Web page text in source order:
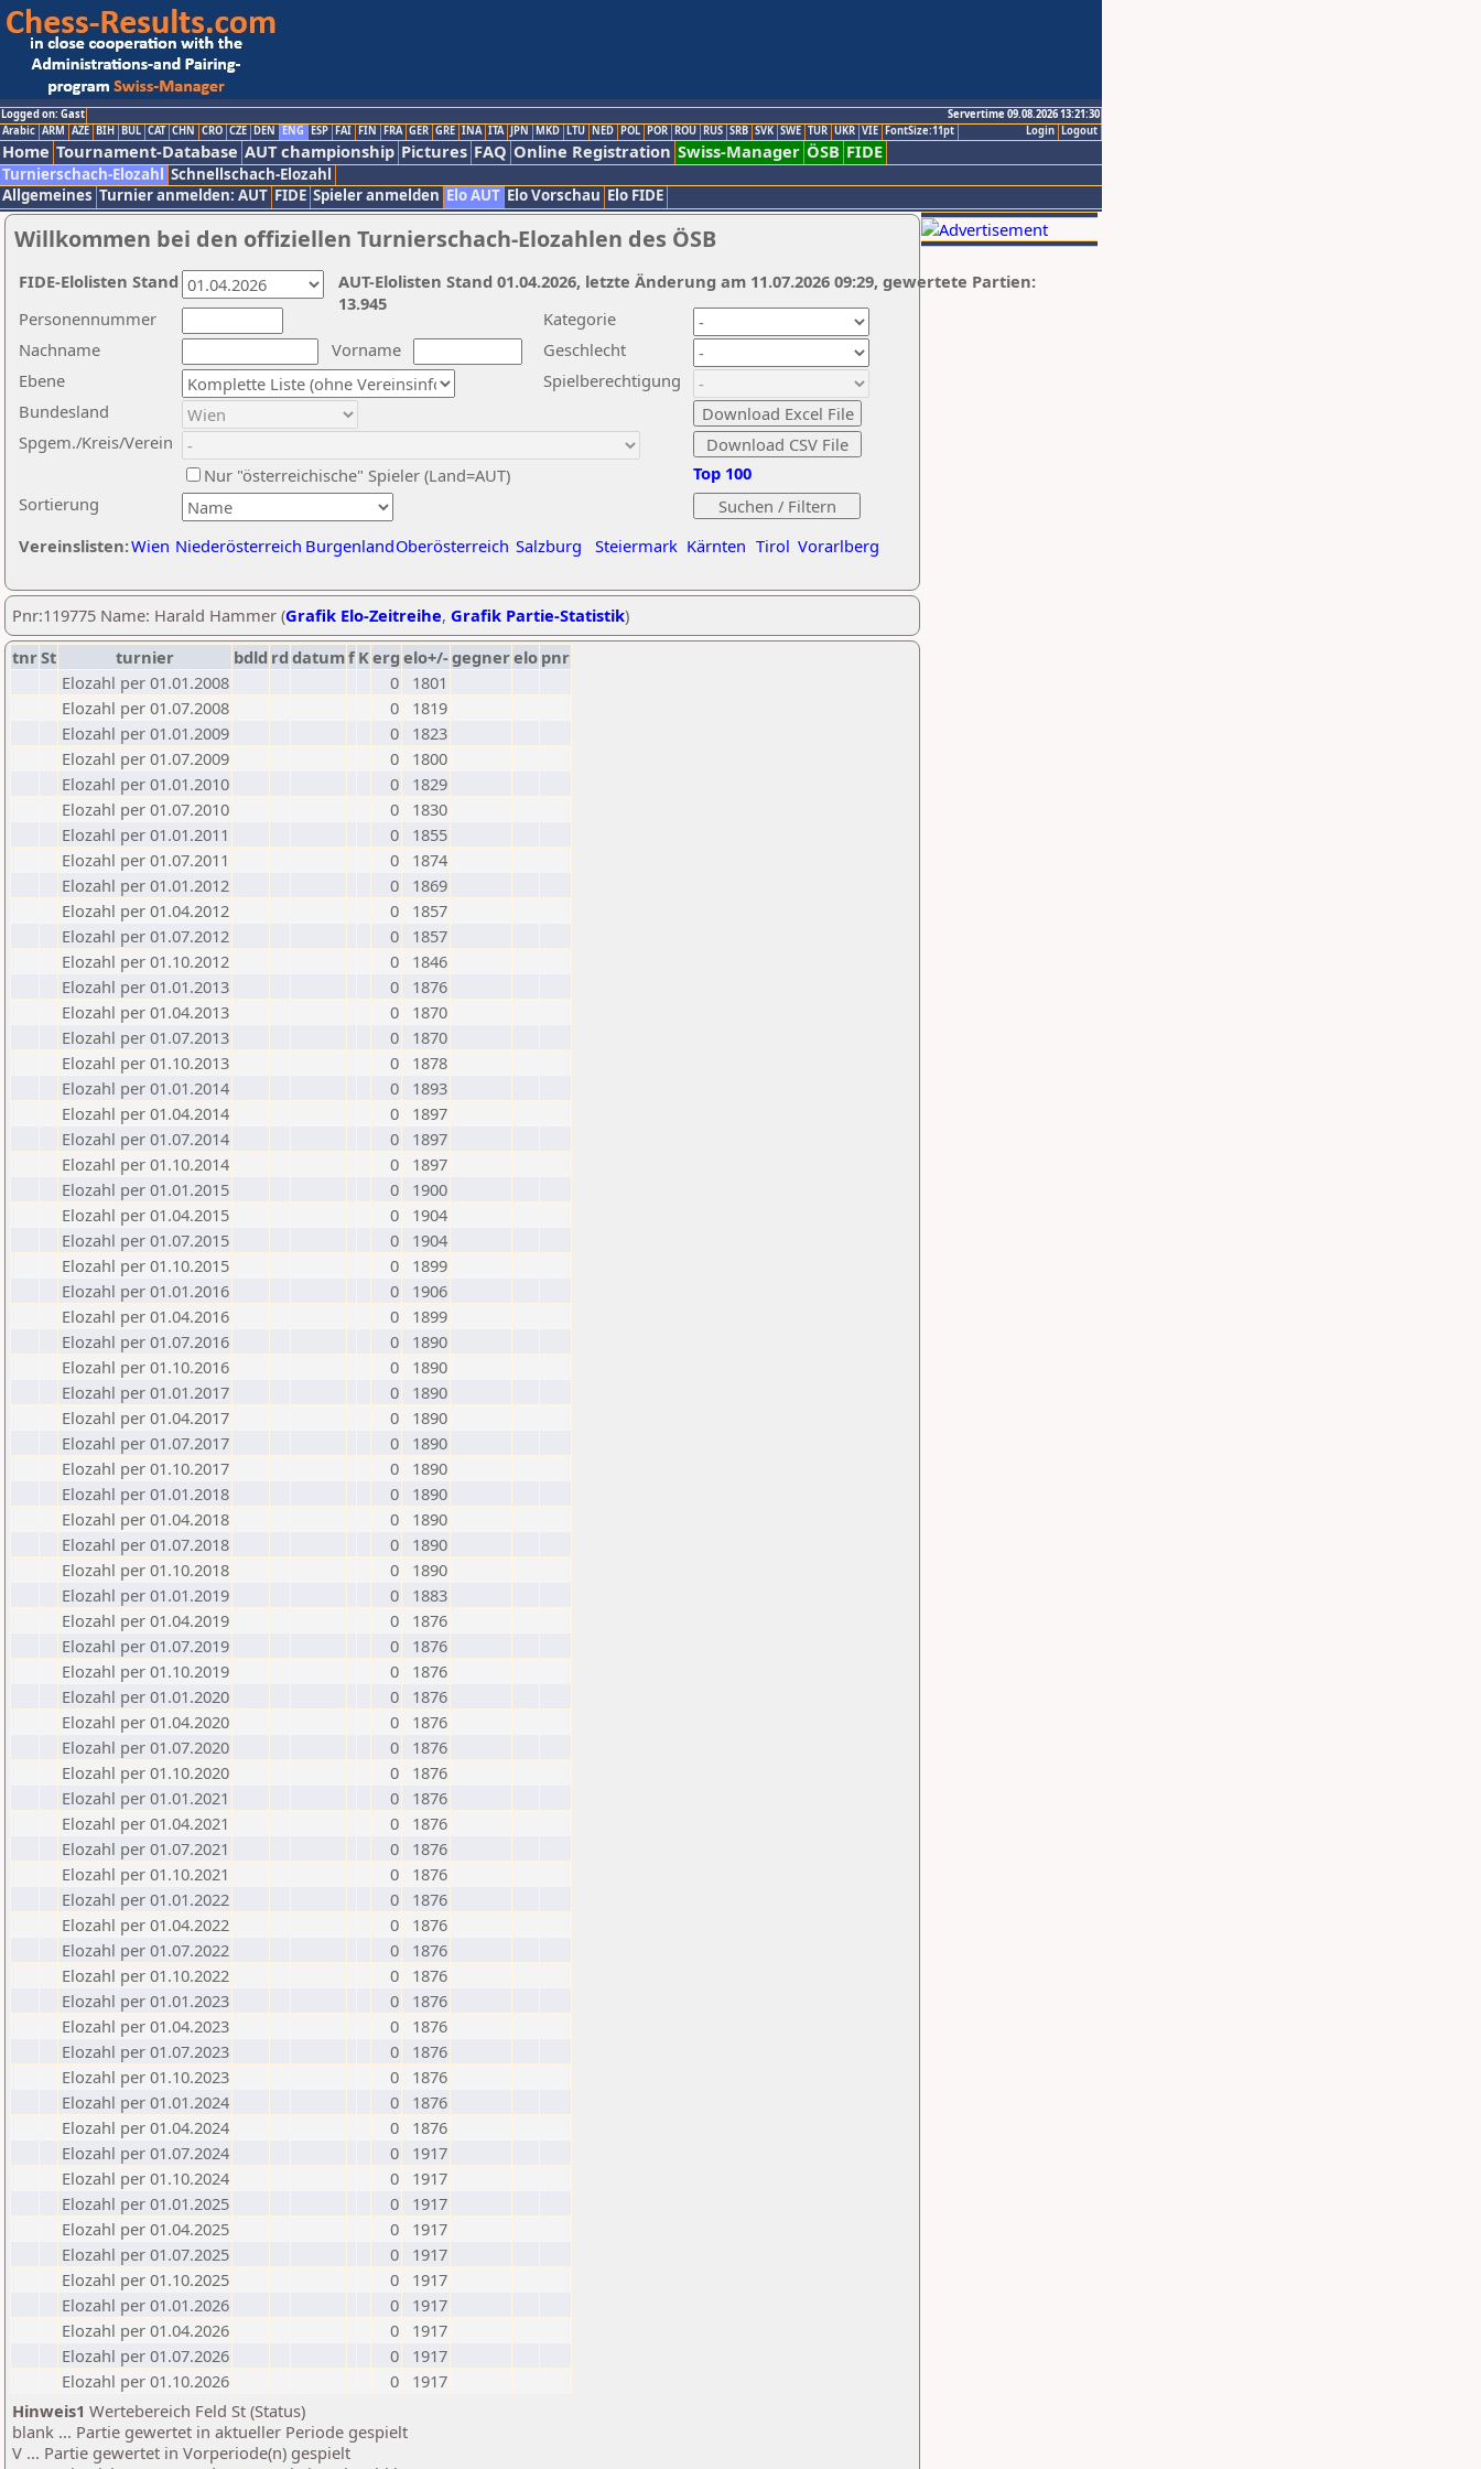
Logged on: Gast
Servertime 09.08.2026 13:21:30
Logout
Login
Arabic ARM AZE BIH BUL CAT CHN CRO CZE DEN ENG ESP FAI FIN FRA GER GRE INA ITA JPN MKD LTU NED POL POR ROU RUS SRB SVK SWE TUR UKR VIE FontSize:11pt
Home Tournament-Database AUT championship Pictures FAQ Online Registration Swiss-Manager ÖSB FIDE
Turnierschach-Elozahl Schnellschach-Elozahl
Allgemeines Turnier anmelden: AUT FIDE Spieler anmelden Elo AUT Elo Vorschau Elo FIDE
Willkommen bei den offiziellen Turnierschach-Elozahlen des ÖSB
Nachname
Vorname
Ebene
Kategorie
Sortierung
Personennummer
Bundesland
Spgem./Kreis/Verein
Geschlecht
Nur "österreichische" Spieler (Land=AUT)
Spielberechtigung
Vereinslisten:Wien Niederösterreich BurgenlandOberösterreich Salzburg Steiermark Kärnten Tirol Vorarlberg
Top 100
AUT-Elolisten Stand 01.04.2026, letzte Änderung am 11.07.2026 09:29, gewertete Partien:
13.945
FIDE-Elolisten Stand
Pnr:119775 Name: Harald Hammer (Grafik Elo-Zeitreihe, Grafik Partie-Statistik)
tnrSt turnier bdld rd datumf Kerg elo+/-gegnerelo pnr
Elozahl per 01.01.2008
0
1801
Elozahl per 01.07.2008
0
1819
Elozahl per 01.01.2009
0
1823
Elozahl per 01.07.2009
0
1800
Elozahl per 01.01.2010
0
1829
Elozahl per 01.07.2010
0
1830
Elozahl per 01.01.2011
0
1855
Elozahl per 01.07.2011
0
1874
Elozahl per 01.01.2012
0
1869
Elozahl per 01.04.2012
0
1857
Elozahl per 01.07.2012
0
1857
Elozahl per 01.10.2012
0
1846
Elozahl per 01.01.2013
0
1876
Elozahl per 01.04.2013
0
1870
Elozahl per 01.07.2013
0
1870
Elozahl per 01.10.2013
0
1878
Elozahl per 01.01.2014
0
1893
Elozahl per 01.04.2014
0
1897
Elozahl per 01.07.2014
0
1897
Elozahl per 01.10.2014
0
1897
Elozahl per 01.01.2015
0
1900
Elozahl per 01.04.2015
0
1904
Elozahl per 01.07.2015
0
1904
Elozahl per 01.10.2015
0
1899
Elozahl per 01.01.2016
0
1906
Elozahl per 01.04.2016
0
1899
Elozahl per 01.07.2016
0
1890
Elozahl per 01.10.2016
0
1890
Elozahl per 01.01.2017
0
1890
Elozahl per 01.04.2017
0
1890
Elozahl per 01.07.2017
0
1890
Elozahl per 01.10.2017
0
1890
Elozahl per 01.01.2018
0
1890
Elozahl per 01.04.2018
0
1890
Elozahl per 01.07.2018
0
1890
Elozahl per 01.10.2018
0
1890
Elozahl per 01.01.2019
0
1883
Elozahl per 01.04.2019
0
1876
Elozahl per 01.07.2019
0
1876
Elozahl per 01.10.2019
0
1876
Elozahl per 01.01.2020
0
1876
Elozahl per 01.04.2020
0
1876
Elozahl per 01.07.2020
0
1876
Elozahl per 01.10.2020
0
1876
Elozahl per 01.01.2021
0
1876
Elozahl per 01.04.2021
0
1876
Elozahl per 01.07.2021
0
1876
Elozahl per 01.10.2021
0
1876
Elozahl per 01.01.2022
0
1876
Elozahl per 01.04.2022
0
1876
Elozahl per 01.07.2022
0
1876
Elozahl per 01.10.2022
0
1876
Elozahl per 01.01.2023
0
1876
Elozahl per 01.04.2023
0
1876
Elozahl per 01.07.2023
0
1876
Elozahl per 01.10.2023
0
1876
Elozahl per 01.01.2024
0
1876
Elozahl per 01.04.2024
0
1876
Elozahl per 01.07.2024
0
1917
Elozahl per 01.10.2024
0
1917
Elozahl per 01.01.2025
0
1917
Elozahl per 01.04.2025
0
1917
Elozahl per 01.07.2025
0
1917
Elozahl per 01.10.2025
0
1917
Elozahl per 01.01.2026
0
1917
Elozahl per 01.04.2026
0
1917
Elozahl per 01.07.2026
0
1917
Elozahl per 01.10.2026
0
1917
Hinweis1 Wertebereich Feld St (Status)
blank ... Partie gewertet in aktueller Periode gespielt
V ... Partie gewertet in Vorperiode(n) gespielt